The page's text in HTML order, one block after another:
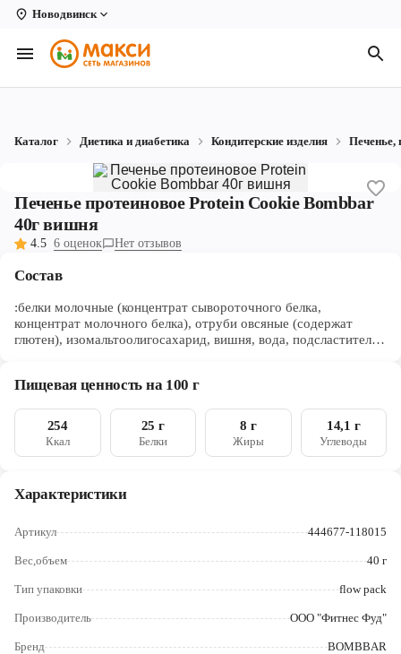
Новодвинск
Вологда
Архангельск
Коряжма
Новодвинск
Рыбинск
Череповец
Ярославль
Каталог Диетика и диабетика Кондитерские изделия Печенье,
Печенье протеиновое Protein Cookie Bombbar
40г вишня
4.5 6 оценок Нет отзывов
Состав
:белки молочные (концентрат сывороточного белка,
концентрат молочного белка), отруби овсяные (содержат
глютен), изомальтоолигосахарид, вишня, вода, подсластитель
кислотности (гидрокарбонат натрия (сода пищевая), лимонная
(аскорбиновая кислота), подсластитель (сукралоза),
консервант (сорбат калия). Внимание, продукт содержит
натуральные ягоды и может содержать косточки вишни!
Может содержать незначительное количество арахиса,
Пищевая ценность на 100 г
254
Ккал
25 г
Белки
8 г
Жиры
14,1 г
Углеводы
Характеристики
Артикул 444677-118015
Вес,объем 40 г
Тип упаковки flow pack
Производитель ООО "Фитнес Фуд"
Бренд BOMBBAR